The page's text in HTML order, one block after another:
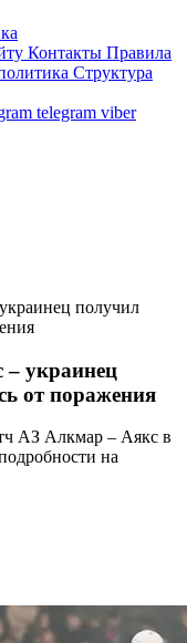
Контакты Правила
Структура
telegram viber
получил
– украинец
от поражения
АЗ Алкмар – Аякс в
на